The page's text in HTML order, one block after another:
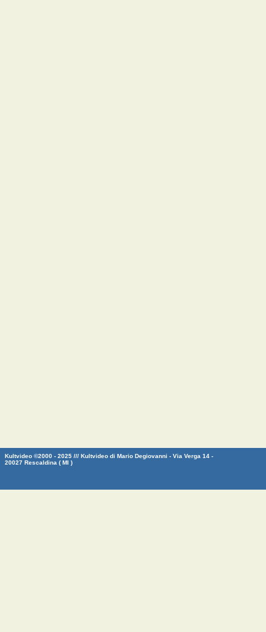
Kultvideo ©2000 - 2025 /// Kultvideo di Mario Degiovanni - Via Verga 14 -
20027 Rescaldina ( MI )